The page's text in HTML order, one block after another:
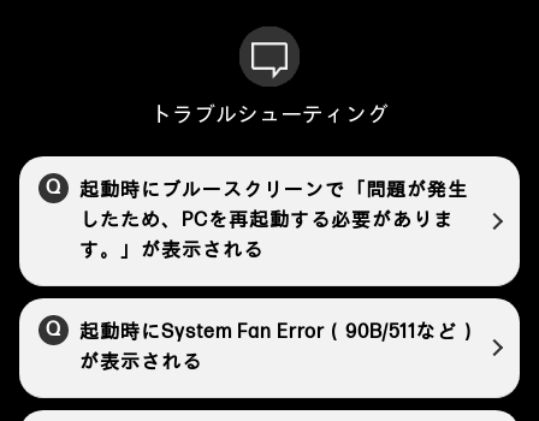
トラブルシューティング
起動時にブルースクリーンで「問題が発生
したため、PCを再起動する必要がありま
す。」が表示される
起動時にSystem Fan Error（90B/511など）
が表示される